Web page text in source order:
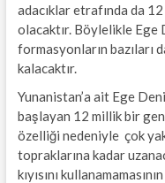
adacıklar etrafında da
olacaktır. Böylelikle Ege
formasyonların bazıları
kalacaktır.
Yunanistan’a ait Ege
başlayan 12 millik bir
özelliği nedeniyle çok
topraklarına kadar
kıyısını